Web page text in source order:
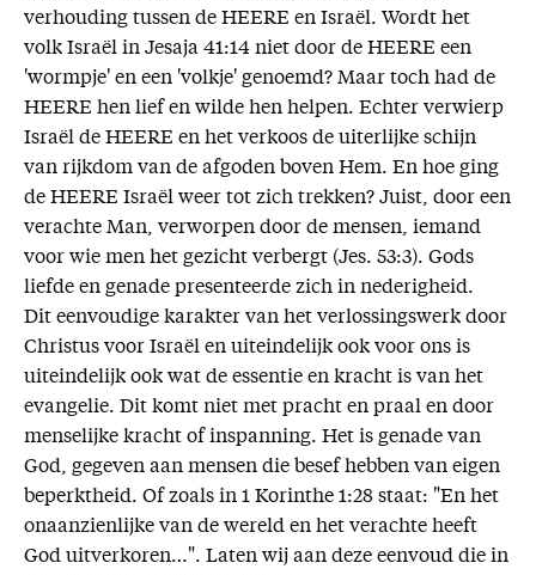
verhouding tussen de HEERE en Israël. Wordt het
volk Israël in Jesaja 41:14 niet door de HEERE een
'wormpje' en een 'volkje' genoemd? Maar toch had de
HEERE hen lief en wilde hen helpen. Echter verwierp
Israël de HEERE en het verkoos de uiterlijke schijn
van rijkdom van de afgoden boven Hem. En hoe ging
de HEERE Israël weer tot zich trekken? Juist, door een
verachte Man, verworpen door de mensen, iemand
voor wie men het gezicht verbergt (Jes. 53:3). Gods
liefde en genade presenteerde zich in nederigheid.
Dit eenvoudige karakter van het verlossingswerk door
Christus voor Israël en uiteindelijk ook voor ons is
uiteindelijk ook wat de essentie en kracht is van het
evangelie. Dit komt niet met pracht en praal en door
menselijke kracht of inspanning. Het is genade van
God, gegeven aan mensen die besef hebben van eigen
beperktheid. Of zoals in 1 Korinthe 1:28 staat: "En het
onaanzienlijke van de wereld en het verachte heeft
God uitverkoren…". Laten wij aan deze eenvoud die in